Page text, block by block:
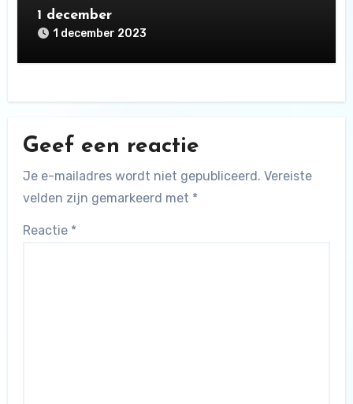
1 december
1 december 2023
Geef een reactie
Je e-mailadres wordt niet gepubliceerd. Vereiste
velden zijn gemarkeerd met *
Reactie *